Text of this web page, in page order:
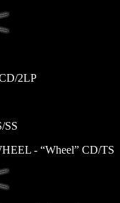
2LP
SS
- “Wheel” CD/TS